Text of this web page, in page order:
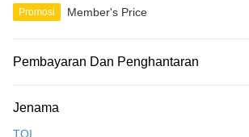
Promosi Member's Price
Pembayaran Dan Penghantaran
Kad Kredit
Jenama
TOI